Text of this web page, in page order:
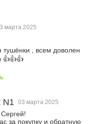
марта 2025
, всем доволен
👍👍👍
N1 03 марта 2025
за покупку и обратную